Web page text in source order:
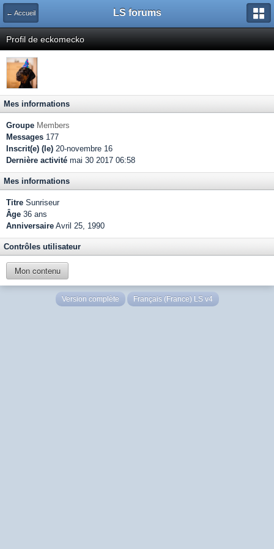
← Accueil LS forums
Profil de eckomecko
Mes informations
Groupe Members
Messages 177
Inscrit(e) (le) 20-novembre 16
Dernière activité mai 30 2017 06:58
Mes informations
Titre Sunriseur
Âge 36 ans
Anniversaire Avril 25, 1990
Contrôles utilisateur
Mon contenu
Version complète Français (France) LS v4